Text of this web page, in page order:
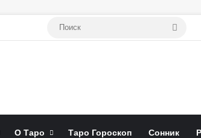
О Таро Таро Гороскоп Сонник